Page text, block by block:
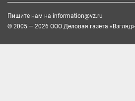
Пишите нам на information@vz.ru
© 2005 — 2026 ООО Деловая газета «Взгляд»